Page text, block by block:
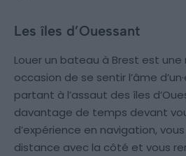
Les îles d’Ouessant
Louer un bateau à Brest est une
occasion de se sentir l’âme
partant à l’assaut des îles
davantage de temps devant
d’expérience en navigation,
distance avec la côté et vous